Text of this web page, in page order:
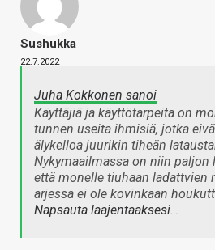
Sushukka
22.7.2022
Juha Kokkonen sanoi
Käyttäjiä ja käyttötarpeita on
tunnen useita ihmisiä, jotka
älykelloa juurikin tiheän
Nykymaailmassa on niin paljon
että monelle tiuhaan ladattvien
arjessa ei ole kovinkaan
Napsauta laajentaaksesi…